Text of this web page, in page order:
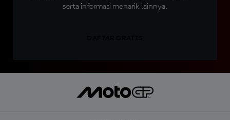
serta informasi menarik lainnya.